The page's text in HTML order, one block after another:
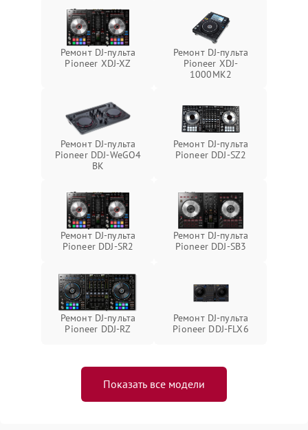
Ремонт DJ-пульта
Pioneer XDJ-XZ
Ремонт DJ-пульта
Pioneer XDJ-
1000MK2
Ремонт DJ-пульта
Pioneer DDJ-WeGO4
BK
Ремонт DJ-пульта
Pioneer DDJ-SZ2
Ремонт DJ-пульта
Pioneer DDJ-SR2
Ремонт DJ-пульта
Pioneer DDJ-SB3
Ремонт DJ-пульта
Pioneer DDJ-RZ
Ремонт DJ-пульта
Pioneer DDJ-FLX6
Показать все модели